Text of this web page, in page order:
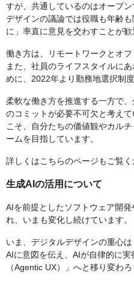
すが、共通しているのはオープ
デザインの議論では役職も年齢
に」率直に意見を交わすことが歓
働き方は、リモートワークとオ
また、社員のライフスタイルに
めに、2022年より勤務地選択制
柔軟な働き方を推進する一方で
のコミットが必要不可欠と考え
こそ、自分たちの価値観やカル
ームを目指しています。
詳しくはこちらのページもご覧く
生成AIの活用について
AIを前提としたソフトウェア開
れ、いまも変化し続けています。
いま、デジタルデザインの重心
AIに意図を伝え、AIが自律的に
（Agentic UX）」へと移り変わろ